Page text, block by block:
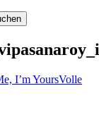
I’m YoursVolle